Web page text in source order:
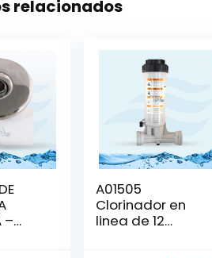
relacionados
–
A01505
Clorinador en
linea de 12